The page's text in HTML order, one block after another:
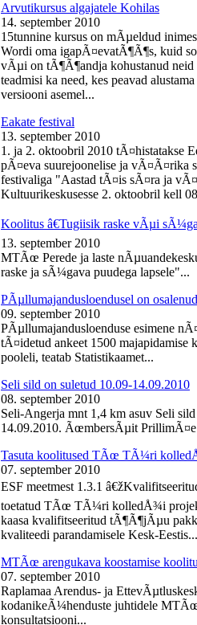
Arvutikursus algajatele Kohilas
14. september 2010
15tunnine kursus on mÃµeldud
Wordi oma igapÃ¤evatÃ¶Ã¶s, kuid
vÃµi on tÃ¶Ã¶andja kohustanud neid
teadmisi ka need, kes peavad
versiooni asemel...
Eakate festival
13. september 2010
1. ja 2. oktoobril 2010 tÃ¤histatakse
pÃ¤eva suurejoonelise ja vÃ¤Ã¤rika
festivaliga "Aastad tÃ¤is sÃ¤ra ja
Kultuurikeskusesse 2. oktoobril kell
Koolitus â€Tugiisik raske vÃµi
13. september 2010
MTÃœ Perede ja laste
raske ja sÃ¼gava puudega lapsele"...
PÃµllumajandusloendusel on
09. september 2010
PÃµllumajandusloenduse esimene
tÃ¤idetud ankeet 1500 majapidamise
pooleli, teatab Statistikaamet...
Seli sild on suletud 10.09-14.09.2010
08. september 2010
Seli-Angerja mnt 1,4 km asuv Seli
14.09.2010. ÃœmbersÃµit
Tasuta koolitused TÃœ TÃ¼ri
07. september 2010
ESF meetmest 1.3.1
toetatud TÃœ TÃ¼ri kolledÅ¾i
kaasa kvalifitseeritud tÃ¶Ã¶jÃµu
kvaliteedi parandamisele Kesk-Eestis...
MTÃœ arengukava koostamise
07. september 2010
Raplamaa Arendus- ja
kodanikeÃ¼henduste juhtidele
konsultatsiooni...